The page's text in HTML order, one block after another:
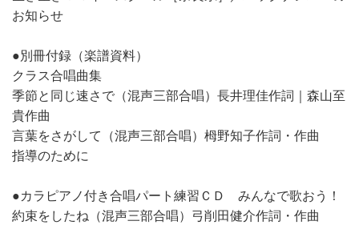
お知らせ
●別冊付録（楽譜資料）
クラス合唱曲集
季節と同じ速さで（混声三部合唱）長井理佳作詞｜森山至
貴作曲
言葉をさがして（混声三部合唱）栂野知子作詞・作曲
指導のために
●カラピアノ付き合唱パート練習ＣＤ みんなで歌おう！
約束をしたね（混声三部合唱）弓削田健介作詞・作曲